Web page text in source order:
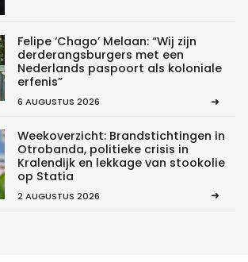
Felipe ‘Chago’ Melaan: “Wij zijn
derderangsburgers met een
Nederlands paspoort als koloniale
erfenis”
6 AUGUSTUS 2026
Weekoverzicht: Brandstichtingen in
Otrobanda, politieke crisis in
Kralendijk en lekkage van stookolie
op Statia
2 AUGUSTUS 2026